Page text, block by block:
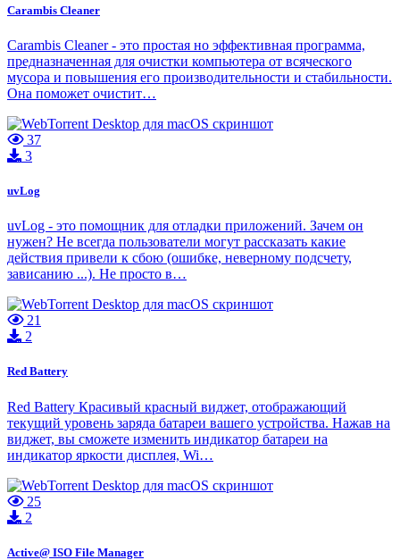
Carambis Cleaner
Carambis Cleaner - это простая но эффективная программа,
предназначенная для очистки компьютера от всяческого
мусора и повышения его производительности и стабильности.
Она поможет очистит…
37
3
uvLog
uvLog - это помощник для отладки приложений. Зачем он
нужен? Не всегда пользователи могут рассказать какие
действия привели к сбою (ошибке, неверному подсчету,
зависанию ...). Не просто в…
21
2
Red Battery
Red Battery Красивый красный виджет, отображающий
текущий уровень заряда батареи вашего устройства. Нажав на
виджет, вы сможете изменить индикатор батареи на
индикатор яркости дисплея, Wi…
25
2
Active@ ISO File Manager